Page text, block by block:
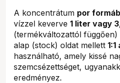
A koncentrátum por
vízzel keverve 1 liter vagy
(termékváltozattól
alap (stock) oldat mellett
használható, amely kissé
szemcsézettséget,
eredményez.